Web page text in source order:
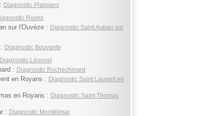
Diagnostic Plaisians
Rioms
sur l'Ouvèze : Diagnostic Saint Auban sur
Diagnostic Bouvante
Léoncel
: Diagnostic Rochechinard
en Royans : Diagnostic Saint Laurent en
en Royans : Diagnostic Saint Thomas
: Diagnostic Montélimar